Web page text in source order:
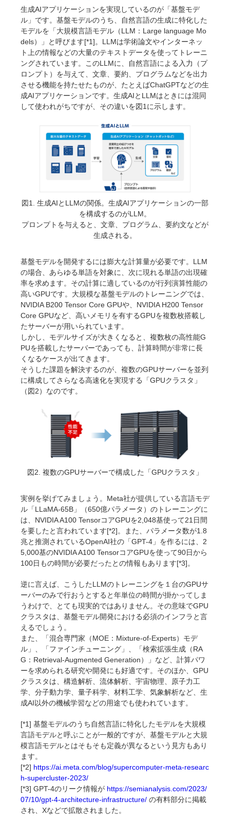
生成AIアプリケーションを実現しているのが「基盤モデ
ル」です。基盤モデルのうち、自然言語の生成に特化した
モデルを「大規模言語モデル（LLM：Large language Mo
dels）」と呼びます[*1]。LLMは学術論文やインターネッ
ト上の情報などの大量のテキストデータを使ってトレーニ
ングされています。このLLMに、自然言語による入力（プ
ロンプト）を与えて、文章、要約、プログラムなどを出力
させる機能を持たせたものが、たとえばChatGPTなどの生
成AIアプリケーションです。生成AIとLLMはときには混同
して使われがちですが、その違いを図1に示します。
図1. 生成AIとLLMの関係。生成AIアプリケーションの一部
を構成するのがLLM。
プロンプトを与えると、文章、プログラム、要約文などが
生成される。
基盤モデルを開発するには膨大な計算量が必要です。LLM
の場合、あらゆる単語を対象に、次に現れる単語の出現確
率を求めます。その計算に適しているのが行列演算性能の
高いGPUです。大規模な基盤モデルのトレーニングでは、
NVIDIA B200 Tensor Core GPUや、NVIDIA H200 Tensor
Core GPUなど、高いメモリを有するGPUを複数枚搭載し
たサーバーが用いられています。
しかし、モデルサイズが大きくなると、複数枚の高性能G
PUを搭載したサーバーであっても、計算時間が非常に長
くなるケースが出てきます。
そうした課題を解決するのが、複数のGPUサーバーを並列
に構成してさらなる高速化を実現する「GPUクラスタ」
（図2）なのです。
図2. 複数のGPUサーバーで構成した「GPUクラスタ」
実例を挙げてみましょう。Meta社が提供している言語モデ
ル「LLaMA-65B」（650億パラメータ）のトレーニングに
は、NVIDIA A100 TensorコアGPUを2,048基使って21日間
を要したと言われています[*2]。また、パラメータ数が1.8
兆と推測されているOpenAI社の「GPT-4」を作るには、2
5,000基のNVIDIA A100 TensorコアGPUを使って90日から
100日もの時間が必要だったとの情報もあります[*3]。
逆に言えば、こうしたLLMのトレーニングを１台のGPUサ
ーバーのみで行おうとすると年単位の時間が掛かってしま
うわけで、とても現実的ではありません。その意味でGPU
クラスタは、基盤モデル開発における必須のインフラと言
えるでしょう。
また、「混合専門家（MOE：Mixture-of-Experts）モデ
ル」、「ファインチューニング」、「検索拡張生成（RA
G：Retrieval-Augmented Generation）」など、計算パワ
ーを求められる研究や開発にも好適です。そのほか、GPU
クラスタは、構造解析、流体解析、宇宙物理、原子力工
学、分子動力学、量子科学、材料工学、気象解析など、生
成AI以外の機械学習などの用途でも使われています。
[*1] 基盤モデルのうち自然言語に特化したモデルを大規模
言語モデルと呼ぶことが一般的ですが、基盤モデルと大規
模言語モデルとはそもそも定義が異なるという見方もあり
ます。
[*2] https://ai.meta.com/blog/supercomputer-meta-researc
h-supercluster-2023/
[*3] GPT-4のリーク情報が https://semianalysis.com/2023/
07/10/gpt-4-architecture-infrastructure/ の有料部分に掲載
され、Xなどで拡散されました。